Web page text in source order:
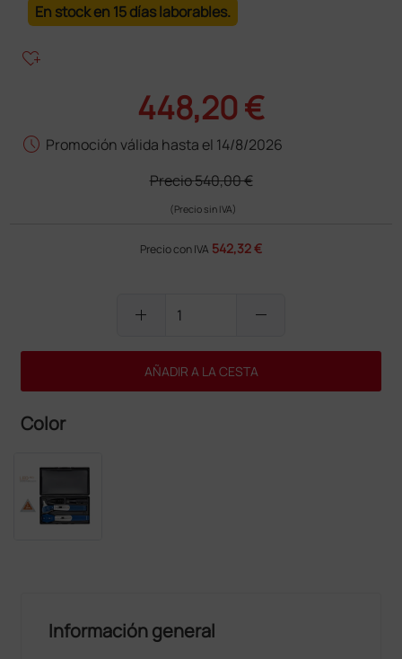
En stock en 15 días laborables.
heart_plus
448,20 €
schedule Promoción válida hasta el 14/8/2026
Precio540,00 €
(Precio sin IVA)
Precio con IVA 542,32 €
add remove
AÑADIR A LA CESTA
Color
Información general